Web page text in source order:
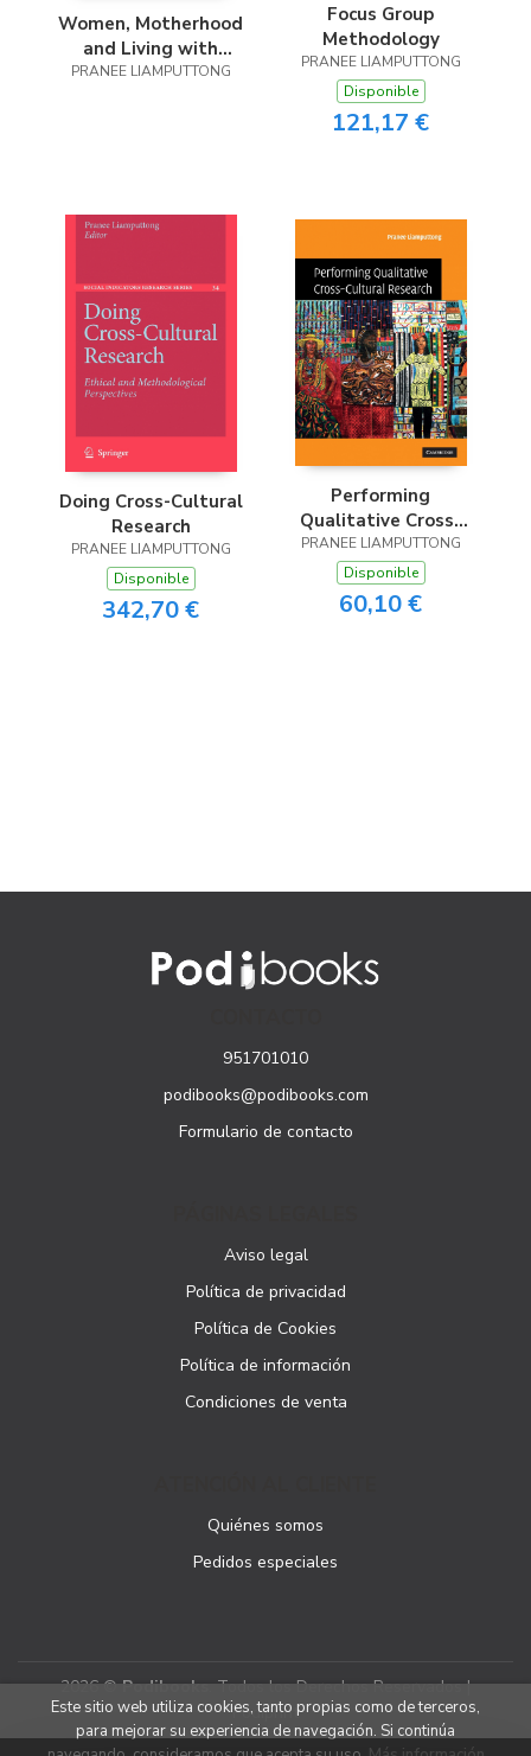
Women, Motherhood
and Living with
HIV/AIDS
PRANEE LIAMPUTTONG
Focus Group
Methodology
PRANEE LIAMPUTTONG
Disponible
121,17 €
Doing Cross-Cultural
Research
PRANEE LIAMPUTTONG
Disponible
342,70 €
Performing
Qualitative Cross-
Cultural Research
PRANEE LIAMPUTTONG
Disponible
60,10 €
951701010
podibooks@podibooks.com
Formulario de contacto
Aviso legal
Política de privacidad
Política de Cookies
Política de información
Condiciones de venta
Quiénes somos
Pedidos especiales
2026 ©Podibooks. Todos los Derechos Reservados |
Podiprint
Este sitio web utiliza cookies, tanto propias como de terceros,
para mejorar su experiencia de navegación. Si continúa